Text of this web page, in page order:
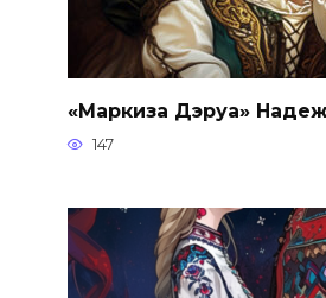
«Маркиза Дэруа»
147